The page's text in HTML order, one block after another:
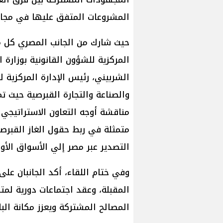
المشروعات المتفق عليها في
حيث شارك من الجانب المصري كل
المركزية للشؤون القانونية
الشربيني، رئيس الإدارة
والصناعة والتجارة القبرصية حيث
مناقشة أوجه التعاون
متمثلة في ربط حقول الغاز
التصدير عبر مصر إلي الأسواق
وفي ختام اللقاء، أكد الجانبان
المقبلة، وعقد اجتماعات دورية
المصالح المشتركة ويعزز مكانة